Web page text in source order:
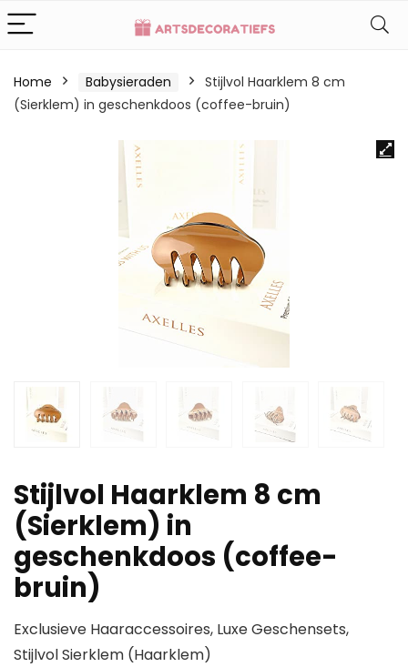
Home Babysieraden
Stijlvol Haarklem 8 cm
(Sierklem) in geschenkdoos (coffee-bruin)
Stijlvol Haarklem 8 cm
(Sierklem) in
geschenkdoos (coffee-
bruin)
Exclusieve Haaraccessoires, Luxe Geschensets,
Stijlvol Sierklem (Haarklem)